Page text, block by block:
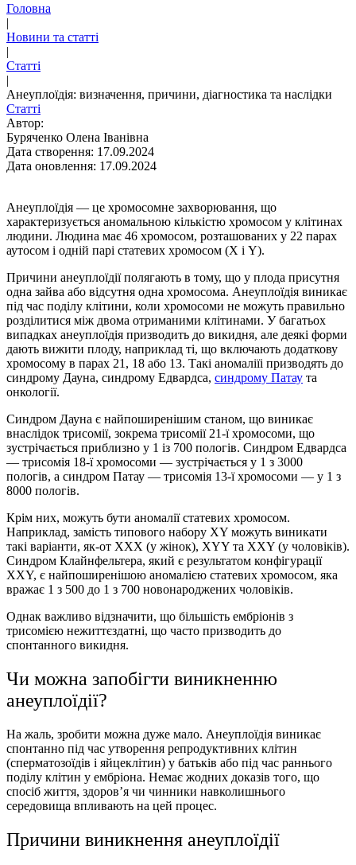
Головна
|
Новини та статті
|
Статті
|
Анеуплоїдія: визначення, причини, діагностика та наслiдки
Статті
Автор:
Буряченко Олена Іванівна
Дата створення: 17.09.2024
Дата оновлення: 17.09.2024
Анеуплоїдія — це хромосомне захворювання, що
характеризується аномальною кількістю хромосом у клітинах
людини. Людина має 46 хромосом, розташованих у 22 парах
аутосом і одній парі статевих хромосом (X і Y).
Причини анеуплоїдії полягають в тому, що у плода присутня
одна зайва або відсутня одна хромосома. Анеуплоїдія виникає
під час поділу клітини, коли хромосоми не можуть правильно
розділитися між двома отриманими клітинами. У багатьох
випадках анеуплоїдія призводить до викидня, але деякі форми
дають вижити плоду, наприклад ті, що включають додаткову
хромосому в парах 21, 18 або 13. Такi аномаліїi призводять до
синдрому Дауна, синдрому Едвардса, синдрому Патау та
онкологiї.
Синдром Дауна є найпоширенішим станом, що виникає
внаслідок трисомії, зокрема трисомії 21-ї хромосоми, що
зустрічається приблизно у 1 із 700 пологів. Cиндром Едвардса
— трисомія 18-ї хромосоми — зустрічається у 1 з 3000
пологів, а синдром Патау — трисомія 13-ї хромосоми — у 1 з
8000 пологів.
Крім них, можуть бути аномалії статевих хромосом.
Наприклад, замість типового набору XY можуть виникати
такі варіанти, як-от XXX (у жінок), XYY та XXY (у чоловіків).
Синдром Клайнфельтера, який є результатом конфігурації
XXY, є найпоширенішою аномалією статевих хромосом, яка
вражає 1 з 500 до 1 з 700 новонароджених чоловіків.
Однак важливо відзначити, що більшість ембріонів з
трисомією нежиттєздатні, що часто призводить до
спонтанного викидня.
Чи можна запобігти виникненню
анеуплоїдії?
На жаль, зробити можна дуже мало. Анеуплоїдія виникає
спонтанно під час утворення репродуктивних клітин
(сперматозоїдів і яйцеклітин) у батьків або під час раннього
поділу клітин у ембріона. Немає жодних доказів того, що
спосіб життя, здоров’я чи чинники навколишнього
середовища впливають на цей процес.
Причини виникнення анеуплоїдії